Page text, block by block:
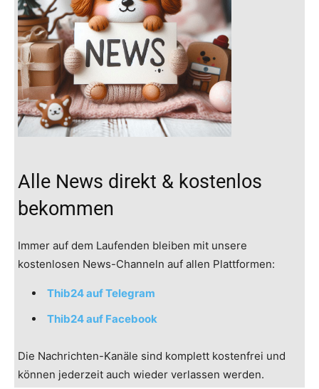
Alle News direkt & kostenlos
bekommen
Immer auf dem Laufenden bleiben mit unsere
kostenlosen News-Channeln auf allen Plattformen:
Thib24 auf Telegram
Thib24 auf Facebook
Die Nachrichten-Kanäle sind komplett kostenfrei und
können jederzeit auch wieder verlassen werden.